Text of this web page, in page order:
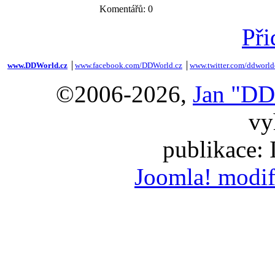
Komentářů: 0
www.DDWorld.cz www.facebook.com/DDWorld.cz www.twitter.com/
©2006-2026, Jan
publikace:
Joomla!